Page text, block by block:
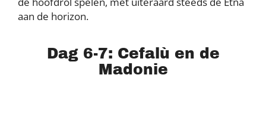
aan de horizon.
Dag 6-7: Cefalù en de
Madonie